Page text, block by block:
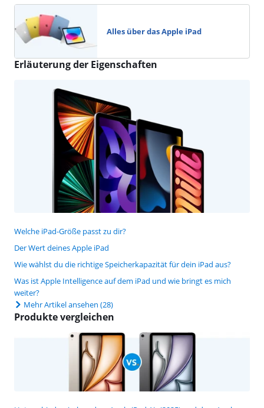
Alles über das Apple iPad
Erläuterung der Eigenschaften
Welche iPad-Größe passt zu dir?
Der Wert deines Apple iPad
Wie wählst du die richtige Speicherkapazität für dein iPad aus?
Was ist Apple Intelligence auf dem iPad und wie bringt es mich
weiter?
Mehr Artikel ansehen (28)
Produkte vergleichen